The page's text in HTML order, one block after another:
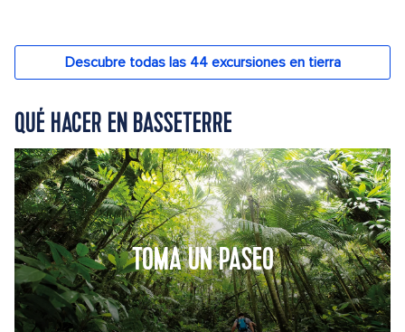
QUÉ HACER EN BASSETERRE
TOMA UN PASEO